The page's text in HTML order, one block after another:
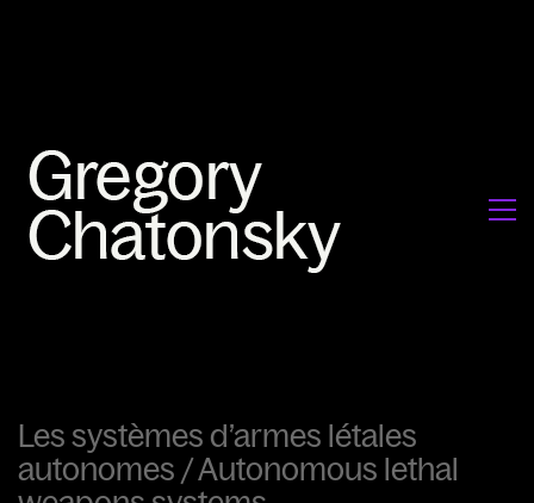
Les systèmes d’armes létales
autonomes / Autonomous lethal